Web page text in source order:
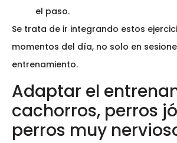
el paso.
Se trata de ir integrando estos
momentos del día, no solo en
entrenamiento.
Adaptar el
cachorros, perros
perros muy